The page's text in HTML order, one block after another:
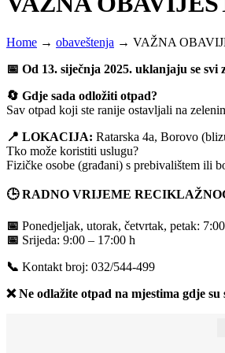
Home → obaveštenja → VAŽNA
📅 Od 13. siječnja 2025. uklanjaju se
🔄 Gdje sada odložiti otpad?
Sav otpad koji ste ranije ostavljali na
📍 LOKACIJA: Ratarska 4a, Borovo
Tko može koristiti uslugu?
Fizičke osobe (građani) s prebivalištem ili
🕒RADNO VRIJEME
📅 Ponedjeljak, utorak, četvrtak, petak:
📅 Srijeda: 9:00 – 17:00 h
📞 Kontakt broj: 032/544-499
❌Ne odlažite otpad na mjestima gdje